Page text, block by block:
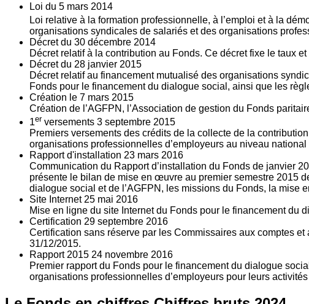
Loi du 5 mars 2014
Loi relative à la formation professionnelle, à l’emploi et à la
organisations syndicales de salariés et des organisations
Décret du 30 décembre 2014
Décret relatif à la contribution au Fonds. Ce décret fixe le taux
Décret du 28 janvier 2015
Décret relatif au financement mutualisé des organisations
Fonds pour le financement du dialogue social, ainsi que les
Création le 7 mars 2015
Création de l’AGFPN, l’Association de gestion du Fonds
1er versements 3 septembre 2015
Premiers versements des crédits de la collecte de la
organisations professionnelles d’employeurs au niveau
Rapport d'installation 23 mars 2016
Communication du Rapport d’installation du Fonds de janvier
présente le bilan de mise en œuvre au premier semestre 2015
dialogue social et de l’AGFPN, les missions du Fonds, la mise
Site Internet 25 mai 2016
Mise en ligne du site Internet du Fonds pour le financement du
Certification 29 septembre 2016
Certification sans réserve par les Commissaires aux comptes
31/12/2015.
Rapport 2015 24 novembre 2016
Premier rapport du Fonds pour le financement du dialogue
organisations professionnelles d’employeurs pour leurs